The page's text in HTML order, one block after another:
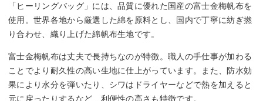
「ヒーリングバッグ」には、品質に優れた国産の富士金梅帆布を
使用。世界各地から厳選した綿を原料とし、国内で丁寧に紡ぎ撚
り合わせ、織り上げた綿帆布生地です。
富士金梅帆布は丈夫で長持ちなのが特徴。職人の手仕事が加わる
ことでより耐久性の高い生地に仕上がっています。また、防水効
果により水分を弾いたり、シワはドライヤーなどで熱を加えると
元に戻ったりするなど、利便性の高さも特徴です。